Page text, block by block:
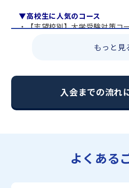
▼高校生に人気のコース
・【志望校別】大学受験対策コ
・総合型選抜直前対策コース
・【志望校別】公立・私立高校
・宿題サポートコース
もっと見
入会までの流れ
よくある